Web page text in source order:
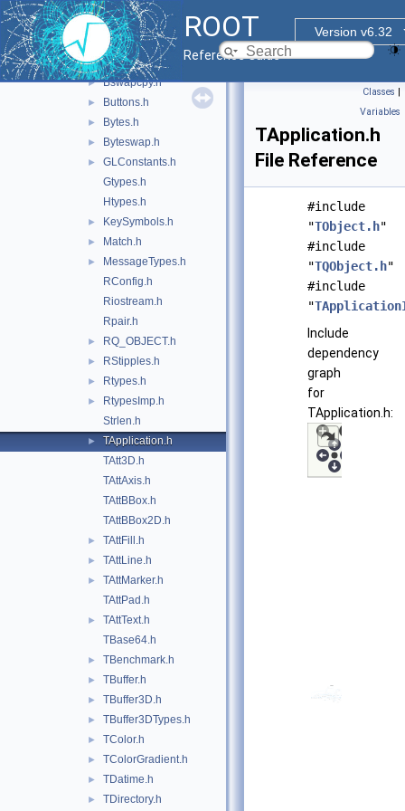
ROOT
Version v6.32
Reference Guide
▼ base
► doc
▼
► ROOT
► Bswapcpy.h
► Buttons.h
► Bytes.h
► Byteswap.h
►
GLConstants.h
Gtypes.h
Htypes.h
► KeySymbols.h
► Match.h
►
MessageTypes.h
RConfig.h
Riostream.h
Rpair.h
► RQ_OBJECT.h
► RStipples.h
► Rtypes.h
►
RtypesImp.h
Strlen.h
►
TApplication.h
TAtt3D.h
TAttAxis.h
TAttBBox.h
TAttBBox2D.h
► TAttFill.h
► TAttLine.h
►
TAttMarker.h
TAttPad.h
►
TAttText.h
TBase64.h
► TBenchmark.h
► TBuffer.h
► TBuffer3D.h
► TBuffer3DTypes.h
► TColor.h
► TColorGradient.h
► TDatime.h
► TDirectory.h
Classes |
Variables
TApplication.h
File Reference
#include
"TObject.h"
#include
"TQObject.h"
#include
"
Include
dependency
graph
for
TApplication.h: